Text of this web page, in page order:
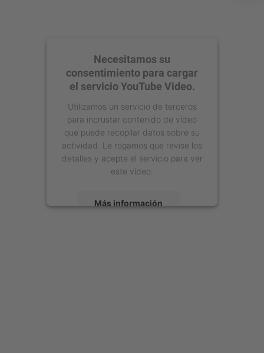
Necesitamos su
consentimiento para cargar
el servicio YouTube Video.
Utilizamos un servicio de terceros
para incrustar contenido de vídeo
que puede recopilar datos sobre su
actividad. Le rogamos que revise los
detalles y acepte el servicio para ver
este vídeo.
Más información